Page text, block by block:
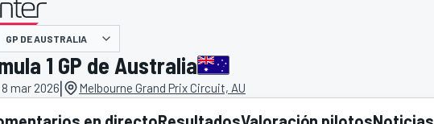
WRC
presentado por
GP DE AUSTRALIA
1 GP de Australia
mar 2026| Melbourne Grand Prix Circuit, AU